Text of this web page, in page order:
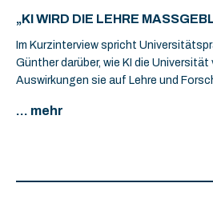
„KI WIRD DIE LEHRE
Im Kurzinterview spricht
Günther darüber, wie KI die
Auswirkungen sie auf Lehre und
... mehr